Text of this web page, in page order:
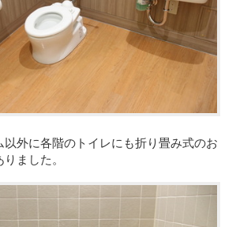
以外に各階のトイレにも折り畳み式のお
ました。